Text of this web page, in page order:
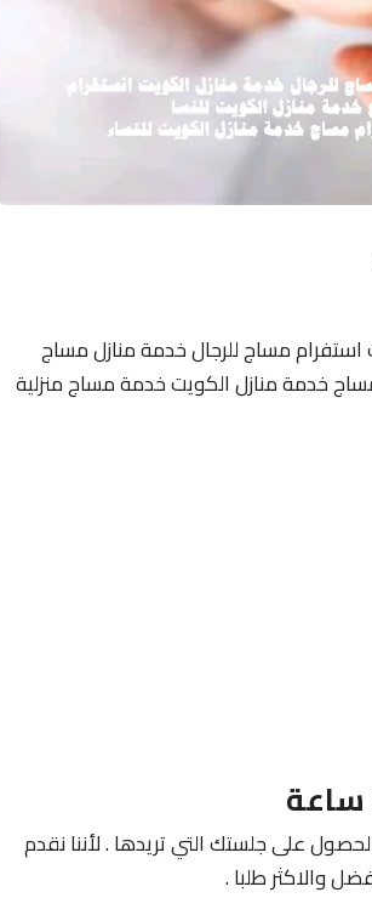
مساج للرجال خدمة منازل مساج
مساج خدمة منازل الكويت خدمة مساج منزلية
على جلستك التي تريدها . لأننا نقدم
والاكثر طلبا .